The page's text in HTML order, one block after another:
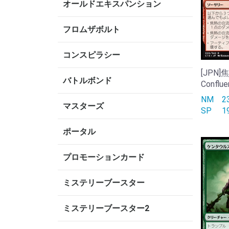
オールドエキスパンション
フロムザボルト
コンスピラシー
バトルボンド
マスターズ
ポータル
プロモーションカード
ミステリーブースター
ミステリーブースター2
[JPN]
NM
SP